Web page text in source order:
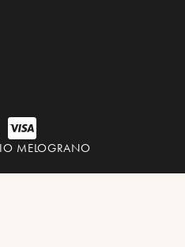
MELOGRANO